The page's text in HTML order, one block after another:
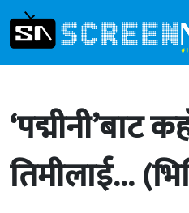
​‘पद्मीनी’बाट
तिमीलाई…